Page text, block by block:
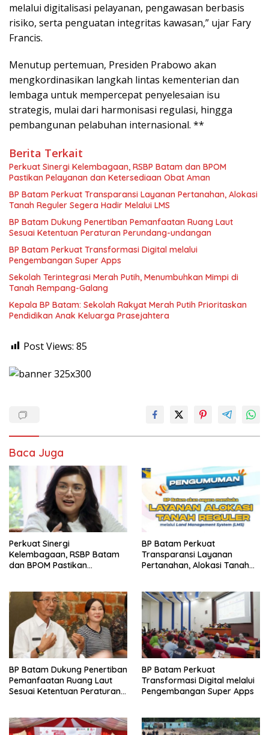
melalui digitalisasi pelayanan, pengawasan berbasis
risiko, serta penguatan integritas kawasan,” ujar Fary
Francis.
Menutup pertemuan, Presiden Prabowo akan
mengkordinasikan langkah lintas kementerian dan
lembaga untuk mempercepat penyelesaian isu
strategis, mulai dari harmonisasi regulasi, hingga
pembangunan pelabuhan internasional. **
Berita Terkait
Perkuat Sinergi Kelembagaan, RSBP Batam dan BPOM
Pastikan Pelayanan dan Ketersediaan Obat Aman
BP Batam Perkuat Transparansi Layanan Pertanahan, Alokasi
Tanah Reguler Segera Hadir Melalui LMS
BP Batam Dukung Penertiban Pemanfaatan Ruang Laut
Sesuai Ketentuan Peraturan Perundang-undangan
BP Batam Perkuat Transformasi Digital melalui
Pengembangan Super Apps
Sekolah Terintegrasi Merah Putih, Menumbuhkan Mimpi di
Tanah Rempang-Galang
Kepala BP Batam: Sekolah Rakyat Merah Putih Prioritaskan
Pendidikan Anak Keluarga Prasejahtera
Post Views: 85
Baca Juga
Perkuat Sinergi
Kelembagaan, RSBP Batam
dan BPOM Pastikan
BP Batam Perkuat
Transparansi Layanan
Pertanahan, Alokasi Tanah
BP Batam Dukung Penertiban
Pemanfaatan Ruang Laut
Sesuai Ketentuan Peraturan
BP Batam Perkuat
Transformasi Digital melalui
Pengembangan Super Apps